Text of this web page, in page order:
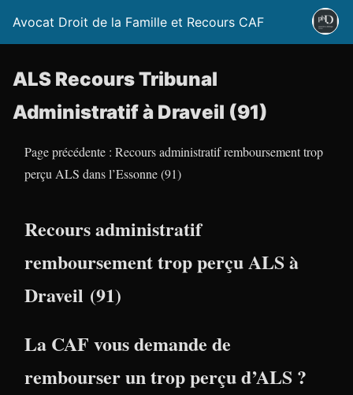
Avocat Droit de la Famille et Recours CAF
ALS Recours Tribunal
Administratif à Draveil (91)
Page précédente : Recours administratif remboursement trop
perçu ALS dans l’Essonne (91)
Recours administratif
remboursement trop perçu ALS à
Draveil (91)
La CAF vous demande de
rembourser un trop perçu d’ALS ?